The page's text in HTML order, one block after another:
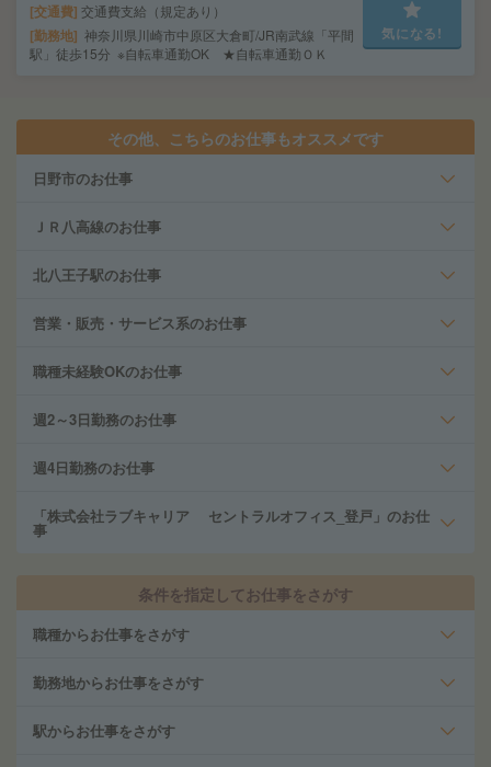
交通費 交通費支給（規定あり）
勤務地 神奈川県川崎市中原区大倉町/JR南武線「平間
駅」徒歩15分 ※自転車通勤OK ★自転車通勤ＯＫ
気になる!
その他、こちらのお仕事もオススメです
日野市のお仕事
ＪＲ八高線のお仕事
北八王子駅のお仕事
営業・販売・サービス系のお仕事
職種未経験OKのお仕事
週2～3日勤務のお仕事
週4日勤務のお仕事
「株式会社ラブキャリア セントラルオフィス_登戸」のお仕
事
条件を指定してお仕事をさがす
職種からお仕事をさがす
勤務地からお仕事をさがす
駅からお仕事をさがす